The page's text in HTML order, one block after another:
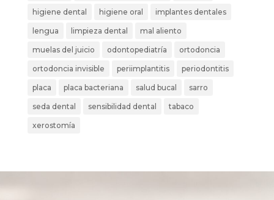
higiene dental higiene oral implantes dentales
lengua limpieza dental mal aliento
muelas del juicio odontopediatría ortodoncia
ortodoncia invisible periimplantitis periodontitis
placa placa bacteriana salud bucal sarro
seda dental sensibilidad dental tabaco
xerostomía